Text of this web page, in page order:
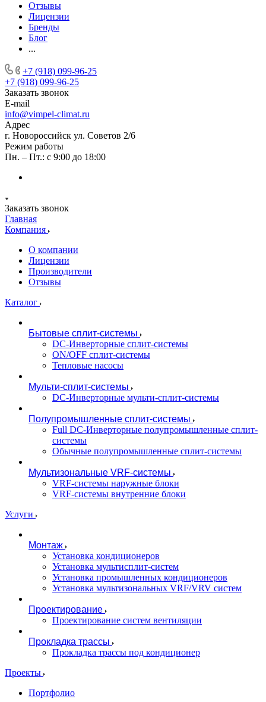
Отзывы
Лицензии
Бренды
Блог
...
+7 (918) 099-96-25
+7 (918) 099-96-25
Заказать звонок
E-mail
info@vimpel-climat.ru
Адрес
г. Новороссийск ул. Советов 2/6
Режим работы
Пн. – Пт.: с 9:00 до 18:00
Заказать звонок
Главная
Компания
О компании
Лицензии
Производители
Отзывы
Каталог
Бытовые сплит-системы
DC-Инверторные сплит-системы
ON/OFF сплит-системы
Тепловые насосы
Мульти-сплит-системы
DC-Инверторные мульти-сплит-системы
Полупромышленные сплит-системы
Full DC-Инверторные полупромышленные сплит-
системы
Обычные полупромышленные сплит-системы
Мультизональные VRF-системы
VRF-системы наружные блоки
VRF-системы внутренние блоки
Услуги
Монтаж
Установка кондиционеров
Установка мультисплит-систем
Установка промышленных кондиционеров
Установка мультизональных VRF/VRV систем
Проектирование
Проектирование систем вентиляции
Прокладка трассы
Прокладка трассы под кондиционер
Проекты
Портфолио